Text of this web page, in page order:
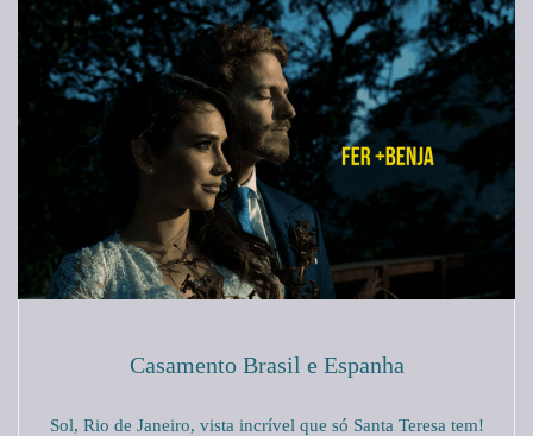
Casamento Brasil e Espanha
Sol, Rio de Janeiro, vista incrível que só Santa Teresa tem!